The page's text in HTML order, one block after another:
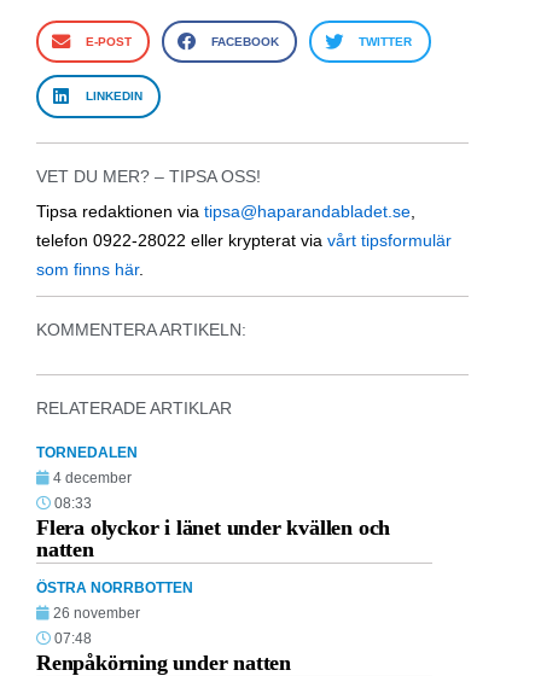
E-POST FACEBOOK TWITTER
LINKEDIN
VET DU MER? – TIPSA OSS!
Tipsa redaktionen via tipsa@haparandabladet.se
telefon 0922-28022 eller krypterat via vårt tipsformulär
som finns här.
KOMMENTERA ARTIKELN:
RELATERADE ARTIKLAR
TORNEDALEN
4 december
08:33
Flera olyckor i länet under kvällen och
natten
ÖSTRA NORRBOTTEN
26 november
07:48
Renpåkörning under natten